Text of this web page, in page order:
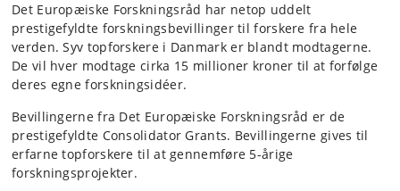
Det Europæiske Forskningsråd har netop uddelt
prestigefyldte forskningsbevillinger til forskere fra hele
verden. Syv topforskere i Danmark er blandt modtagerne.
De vil hver modtage cirka 15 millioner kroner til at forfølge
deres egne forskningsidéer.
Bevillingerne fra Det Europæiske Forskningsråd er de
prestigefyldte Consolidator Grants. Bevillingerne gives til
erfarne topforskere til at gennemføre 5-årige
forskningsprojekter.